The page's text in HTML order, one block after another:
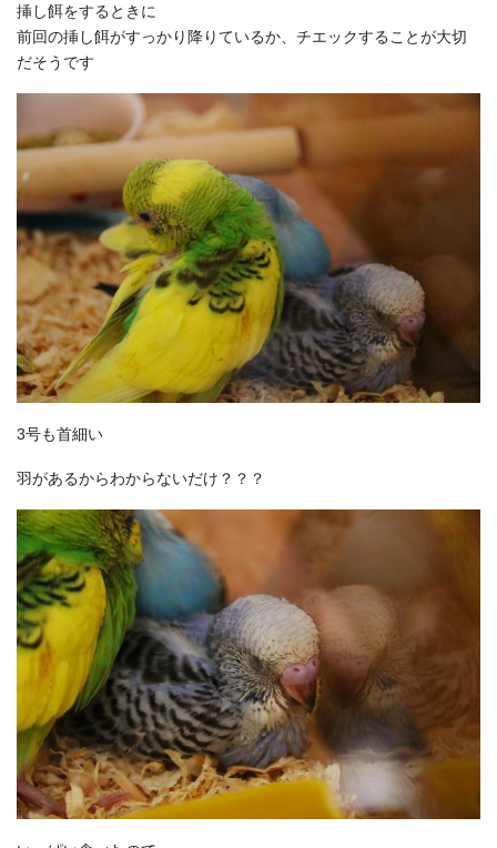
挿し餌をするときに
前回の挿し餌がすっかり降りているか、チエックすることが大切
だそうです
3号も首細い
羽があるからわからないだけ？？？